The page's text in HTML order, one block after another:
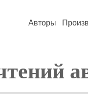
Авторы